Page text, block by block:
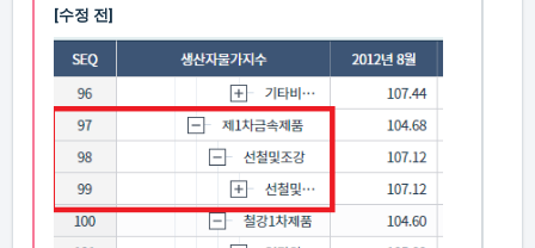
[수정 전]